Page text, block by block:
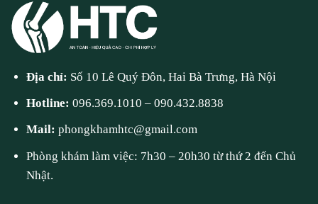
Địa chỉ: Số 10 Lê Quý Đôn, Hai Bà Trưng, Hà Nội
Hotline:096.369.1010 –090.432.8838
Mail:phongkhamhtc@gmail.com
Phòng khám làm việc: 7h30 – 20h30 từ thứ 2 đến Chủ
Nhật.